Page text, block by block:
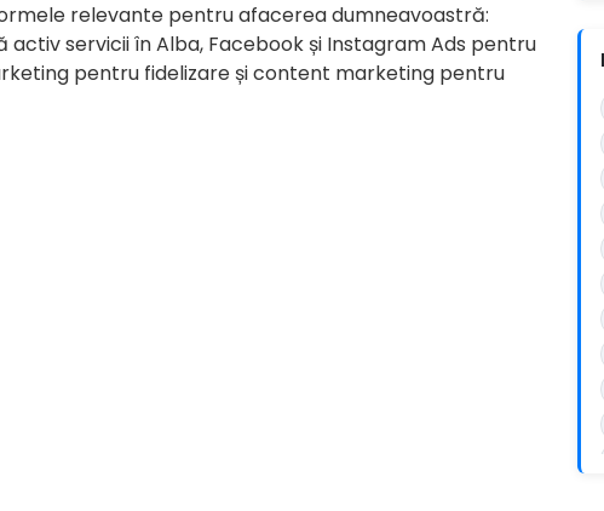
relevante pentru afacerea dumneavoastră:
servicii în Alba, Facebook și Instagram Ads pentru
pentru fidelizare și content marketing pentru